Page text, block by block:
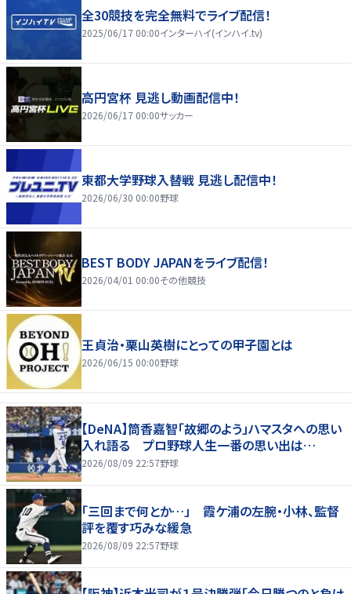
全30競技を完全無料でライブ配信！
2025/06/17 00:00インターハイ(インハイ.tv)
高円宮杯 見逃し動画配信中！
2026/06/17 00:00サッカー
東都大学野球入替戦 見逃し配信中！
2026/06/30 00:00野球
BEST BODY JAPANをライブ配信！
2026/04/01 00:00その他競技
王貞治・栗山英樹にとっての甲子園とは
2026/06/15 00:00野球
【DeNA】筒香嘉智「故郷のよう」ハマスタへの思い
入れ語る プロ野球人生一番の思い出は…
2026/08/09 22:57野球
「三回まで何とか…」 霞ケ浦の左腕・小林、監督
評を覆す巧みな緩急
2026/08/09 22:57野球